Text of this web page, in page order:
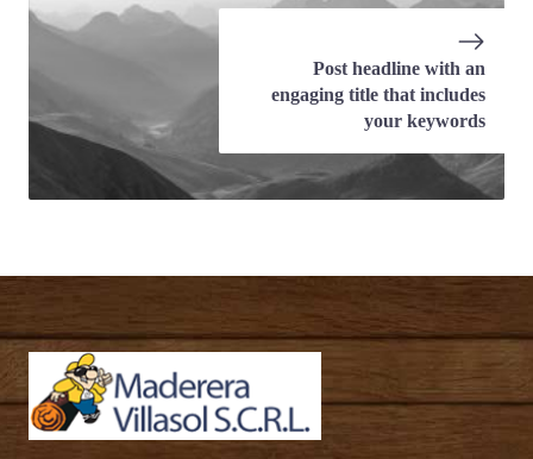
Post headline with an
engaging title that includes
your keywords